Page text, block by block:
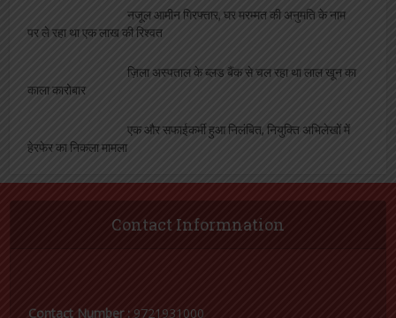
नजूल आमीन गिरफ्तार, घर मरम्मत की अनुमति के नाम
पर ले रहा था एक लाख की रिश्वत
ज़िला अस्पताल के ब्लड बैंक से चल रहा था लाल खून का
काला कारोबार
एक और सफाईकर्मी हुआ निलंबित, नियुक्ति अभिलेखों में
हेरफेर का निकला मामला
Contact Informnation
Contact Number : 9721931000